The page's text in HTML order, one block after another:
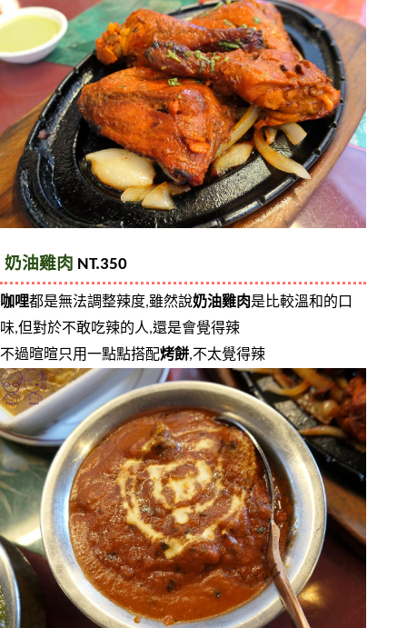
奶油雞肉 NT.350
咖哩都是無法調整辣度,雖然說奶油雞肉 是比較溫和的口
味,但對於不敢吃辣的人,還是會覺得辣
不過暄暄只用一點點搭配烤餅,不太覺得辣